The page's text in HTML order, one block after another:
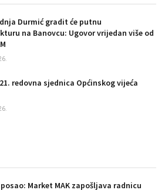
Durmić gradit će putnu
na Banovcu: Ugovor vrijedan više od
redovna sjednica Općinskog vijeća
Market MAK zapošljava radnicu